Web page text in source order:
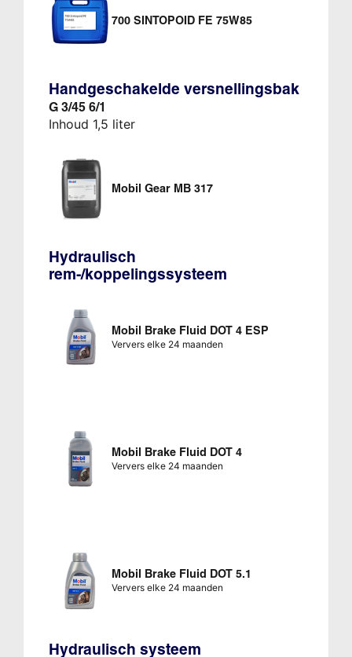
700 SINTOPOID FE 75W85
Handgeschakelde versnellingsbak
G 3/45 6/1
Inhoud 1,5 liter
Mobil Gear MB 317
Hydraulisch
rem-/koppelingssysteem
Mobil Brake Fluid DOT 4 ESP
Ververs elke 24 maanden
Mobil Brake Fluid DOT 4
Ververs elke 24 maanden
Mobil Brake Fluid DOT 5.1
Ververs elke 24 maanden
Hydraulisch systeem